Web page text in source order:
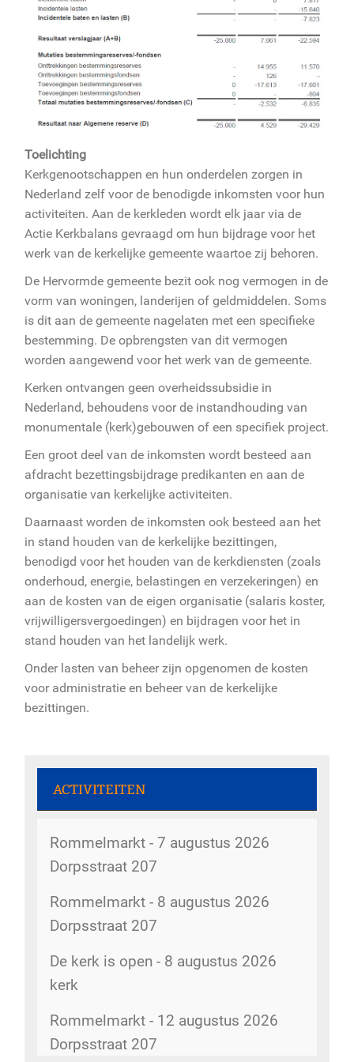
Toelichting
Kerkgenootschappen en hun onderdelen zorgen in
Nederland zelf voor de benodigde inkomsten voor hun
activiteiten. Aan de kerkleden wordt elk jaar via de
Actie Kerkbalans gevraagd om hun bijdrage voor het
werk van de kerkelijke gemeente waartoe zij behoren.
De Hervormde gemeente bezit ook nog vermogen in de
vorm van woningen, landerijen of geldmiddelen. Soms
is dit aan de gemeente nagelaten met een specifieke
bestemming. De opbrengsten van dit vermogen
worden aangewend voor het werk van de gemeente.
Kerken ontvangen geen overheidssubsidie in
Nederland, behoudens voor de instandhouding van
monumentale (kerk)gebouwen of een specifiek project.
Een groot deel van de inkomsten wordt besteed aan
afdracht bezettingsbijdrage predikanten en aan de
organisatie van kerkelijke activiteiten.
Daarnaast worden de inkomsten ook besteed aan het
in stand houden van de kerkelijke bezittingen,
benodigd voor het houden van de kerkdiensten (zoals
onderhoud, energie, belastingen en verzekeringen) en
aan de kosten van de eigen organisatie (salaris koster,
vrijwilligersvergoedingen) en bijdragen voor het in
stand houden van het landelijk werk.
Onder lasten van beheer zijn opgenomen de kosten
voor administratie en beheer van de kerkelijke
bezittingen.
ACTIVITEITEN
Rommelmarkt - 7 augustus 2026
Dorpsstraat 207
Rommelmarkt - 8 augustus 2026
Dorpsstraat 207
De kerk is open - 8 augustus 2026
kerk
Rommelmarkt - 12 augustus 2026
Dorpsstraat 207